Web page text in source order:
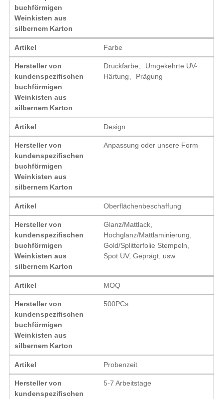
buchförmigen
Weinkisten aus
silbernem Karton
Artikel Farbe
Hersteller von
kundenspezifischen
buchförmigen
Weinkisten aus
silbernem Karton
Druckfarbe、Umgekehrte UV-
Härtung、Prägung
Artikel Design
Hersteller von
kundenspezifischen
buchförmigen
Weinkisten aus
silbernem Karton
Anpassung oder unsere Form
Artikel Oberflächenbeschaffung
Hersteller von
kundenspezifischen
buchförmigen
Weinkisten aus
silbernem Karton
Glanz/Mattlack,
Hochglanz/Mattlaminierung,
Gold/Splitterfolie Stempeln,
Spot UV, Geprägt, usw
Artikel MOQ
Hersteller von
kundenspezifischen
buchförmigen
Weinkisten aus
silbernem Karton
500PCs
Artikel Probenzeit
Hersteller von
kundenspezifischen
5-7 Arbeitstage